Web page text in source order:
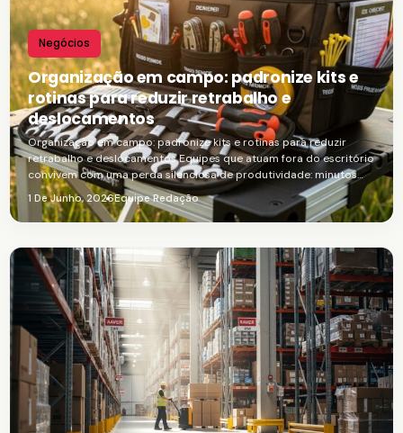
Negócios
Organização em campo: padronize kits e
rotinas para reduzir retrabalho e
deslocamentos
Organização em campo: padronize kits e rotinas para reduzir
retrabalho e deslocamentos Equipes que atuam fora do escritório
convivem com uma perda silenciosa de produtividade: minutos…
1 De Junho, 2026Equipe Redação